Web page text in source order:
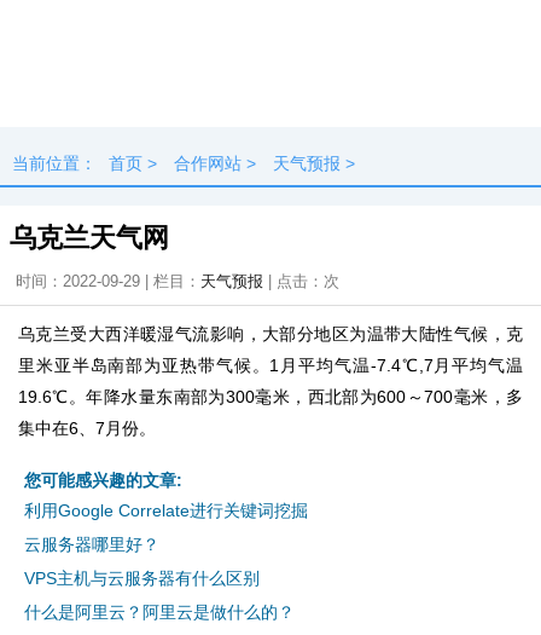
当前位置： 首页 > 合作网站 > 天气预报 >
乌克兰天气网
时间：2022-09-29 | 栏目： 天气预报 | 点击： 次
乌克兰受大西洋暖湿气流影响，大部分地区为温带大陆性气候，克
里米亚半岛南部为亚热带气候。1月平均气温-7.4℃,7月平均气温
19.6℃。年降水量东南部为300毫米，西北部为600～700毫米，多
集中在6、7月份。
您可能感兴趣的文章:
利用Google Correlate进行关键词挖掘
云服务器哪里好？
VPS主机与云服务器有什么区别
什么是阿里云？阿里云是做什么的？